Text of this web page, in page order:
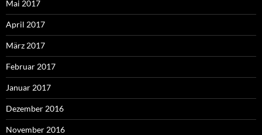
Mai 2017
April 2017
März 2017
Februar 2017
Januar 2017
Dezember 2016
November 2016